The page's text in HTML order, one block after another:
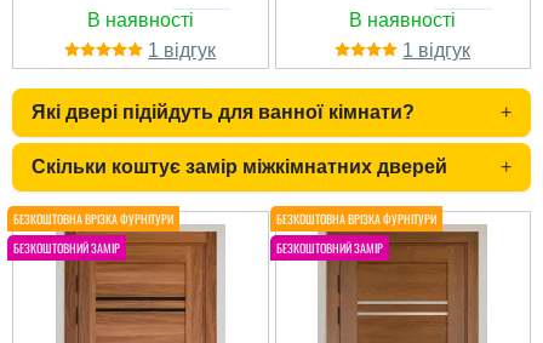
Єгор
Норм двері, але оте
очікування замовлення..
якості фурнітура,
скриптів заїдає при
Василь
Прикольний класичний
варіант міжкімнатки. По
якості все сподобалась.
Дякую
1 1
Які двері підійдуть для ванної кімнати? +
Скільки коштує замір міжкімнатних дверей +